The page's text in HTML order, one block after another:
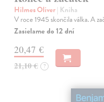
Hilmes Oliver| Kniha
V roce 1945 skončila válka. A
Zasielame do 12 dní
20,47 €
21,10 € ?